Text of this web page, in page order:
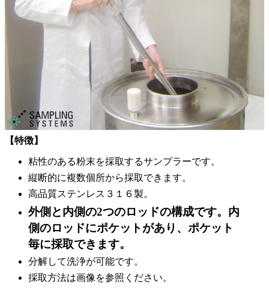
【特徴】
粘性のある粉末を採取するサンプラーです。
縦断的に複数個所から採取できます。
高品質ステンレス３１６製。
外側と内側の2つのロッドの構成です。内
側のロッドにポケットがあり、ポケット
毎に採取できます。
分解して洗浄が可能です。
採取方法は画像を参照ください。